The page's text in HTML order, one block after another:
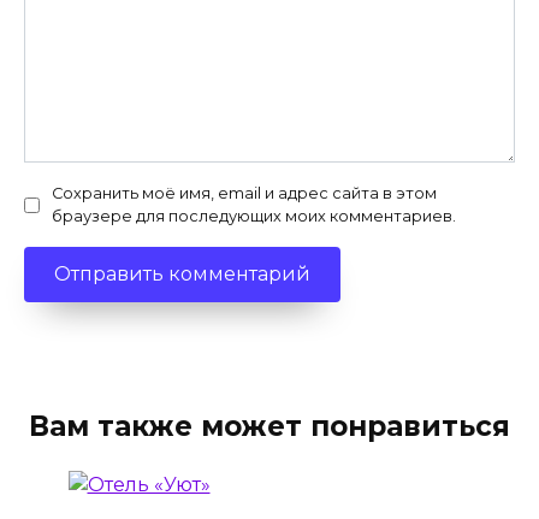
Сохранить моё имя, email и адрес сайта в этом
браузере для последующих моих комментариев.
Вам также может понравиться